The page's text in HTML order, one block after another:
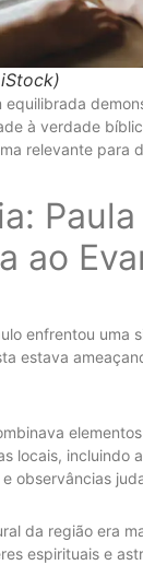
equilibrada
à verdade
relevante para
Paula
ao
enfrentou uma
estava
locais, incluindo
observâncias
da região era
espirituais e